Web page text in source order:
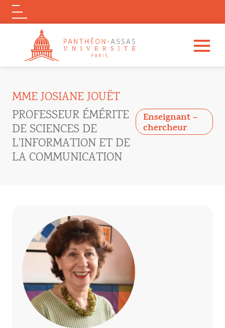
Logo
MME JOSIANE JOUËT
PROFESSEUR ÉMÉRITE
DE SCIENCES DE
L'INFORMATION ET DE
LA COMMUNICATION
Enseignant –
chercheur